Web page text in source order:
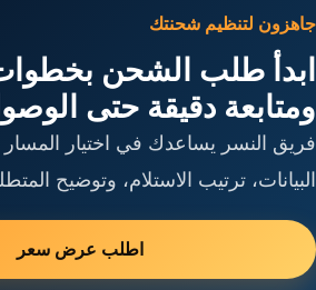
جاهزون لتنظيم شحنتك
ابدأ طلب الشحن
ومتابعة دقيقة حتى
فريق النسر يساعدك في اختيار المسار
البيانات، ترتيب الاستلام، وتوضيح
اطلب عرض سعر